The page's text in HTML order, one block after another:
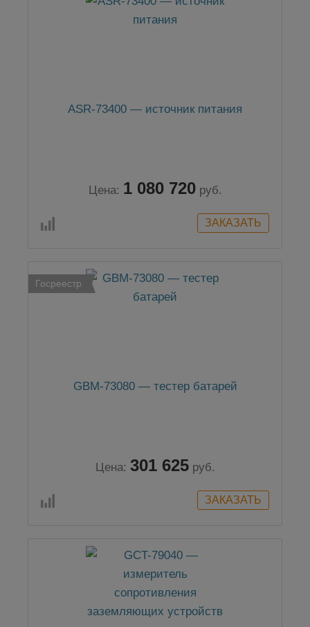
ASR-73400 — источник питания
Цена: 1 080 720 руб.
Госреестр
GBM-73080 — тестер батарей
Цена: 301 625 руб.